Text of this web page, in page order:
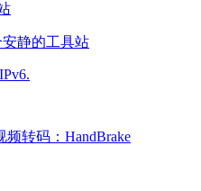
静的工具站
频转码：HandBrake